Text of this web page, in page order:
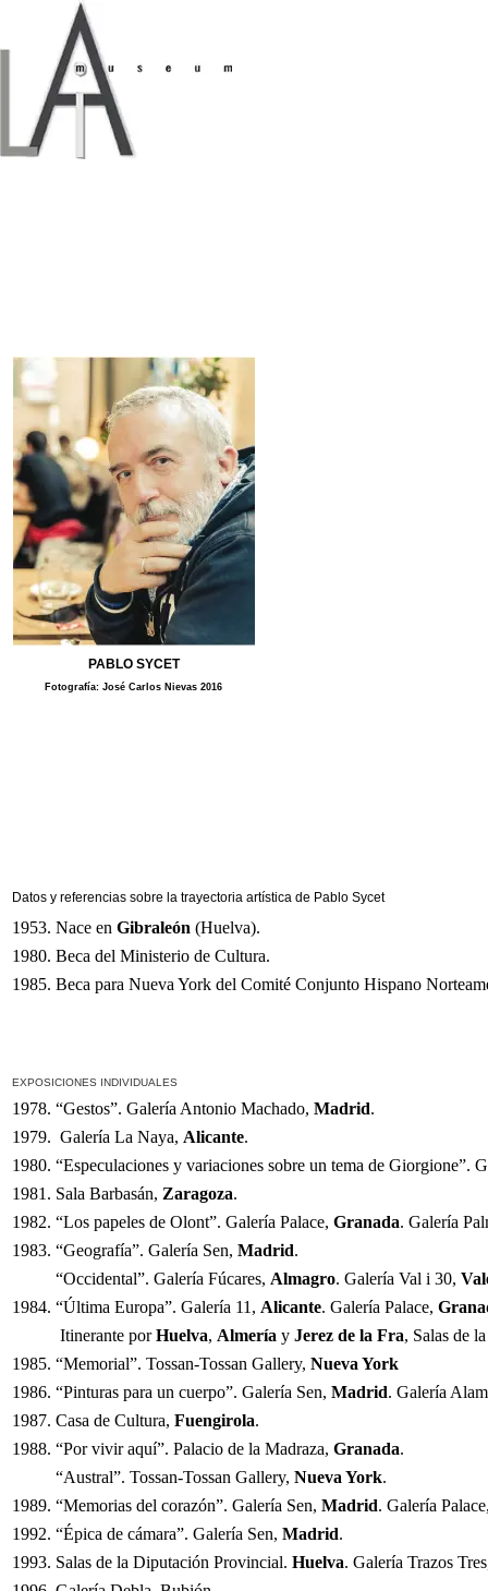
PABLO SYCET
Fotografía: José Carlos Nievas 2016
Datos y referencias sobre la trayectoria artística de Pablo Sycet
1953. Nace en Gibraleón (Huelva).
1980. Beca del Ministerio de Cultura.
1985. Beca para Nueva York del Comité Conjunto Hispano
EXPOSICIONES INDIVIDUALES
1978. “Gestos”. Galería Antonio Machado, Madrid.
1979. Galería La Naya, Alicante.
1980. “Especulaciones y variaciones sobre un tema de Giorgione”.
1981. Sala Barbasán, Zaragoza.
1982. “Los papeles de Olont”. Galería Palace, Granada. Galería
1983. “Geografía”. Galería Sen, Madrid.
“Occidental”. Galería Fúcares, Almagro. Galería Val i 30,
1984. “Última Europa”. Galería 11, Alicante. Galería Palace,
Itinerante porHuelva, Almería y Jerez de la Fra, Salas de
1985. “Memorial”. Tossan-Tossan Gallery, Nueva York
1986. “Pinturas para un cuerpo”. Galería Sen, Madrid. Galería
1987. Casa de Cultura, Fuengirola.
1988. “Por vivir aquí”. Palacio de la Madraza, Granada.
“Austral”. Tossan-Tossan Gallery, Nueva York.
1989. “Memorias del corazón”. Galería Sen, Madrid. Galería
1992. “Épica de cámara”. Galería Sen, Madrid.
1993. Salas de la Diputación Provincial. Huelva. Galería Trazos